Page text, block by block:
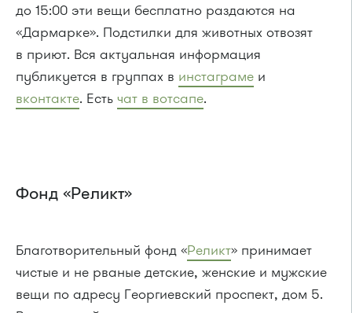
до 15:00 эти вещи бесплатно раздаются на
«Дармарке». Подстилки для животных отвозят
в приют. Вся актуальная информация
публикуется в группах в инстаграме и
вконтакте. Есть чат в вотсапе.
Фонд «Реликт»
Благотворительный фонд «Реликт» принимает
чистые и не рваные детские, женские и мужские
вещи по адресу Георгиевский проспект, дом 5.